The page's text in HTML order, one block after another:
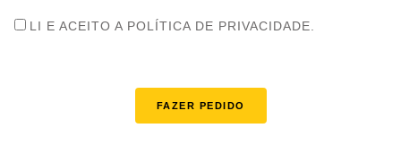
LI E ACEITO A POLÍTICA DE PRIVACIDADE.
FAZER PEDIDO